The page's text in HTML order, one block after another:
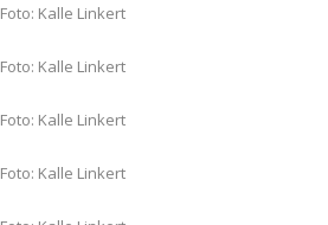
Foto: Kalle Linkert
Foto: Kalle Linkert
Foto: Kalle Linkert
Foto: Kalle Linkert